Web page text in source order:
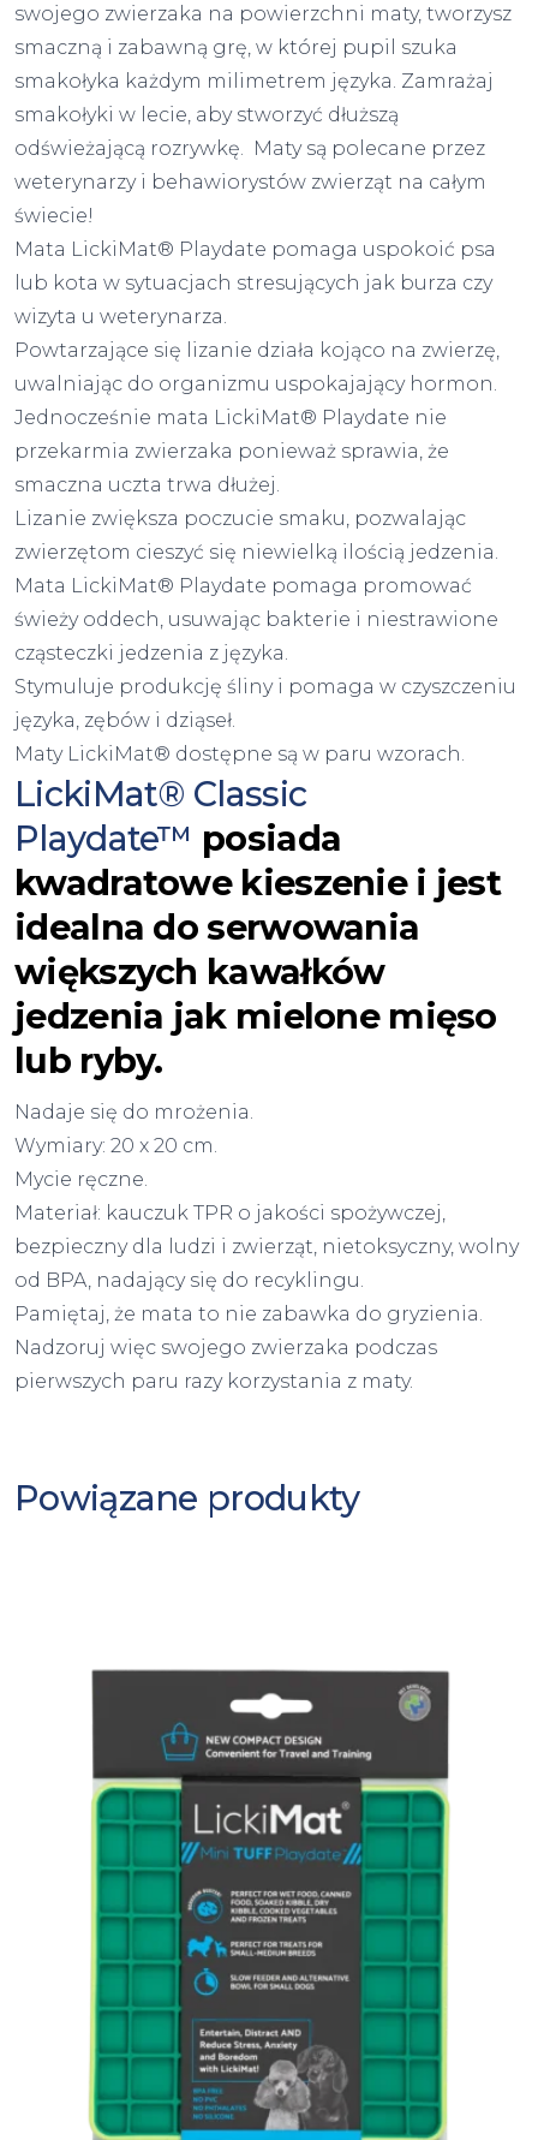
swojego zwierzaka na powierzchni maty, tworzysz
smaczną i zabawną grę, w której pupil szuka
smakołyka każdym milimetrem języka. Zamrażaj
smakołyki w lecie, aby stworzyć dłuższą
odświeżającą rozrywkę. Maty są polecane przez
weterynarzy i behawiorystów zwierząt na całym
świecie!
Mata LickiMat® Playdate pomaga uspokoić psa
lub kota w sytuacjach stresujących jak burza czy
wizyta u weterynarza.
Powtarzające się lizanie działa kojąco na zwierzę,
uwalniając do organizmu uspokajający hormon.
Jednocześnie mata LickiMat® Playdate nie
przekarmia zwierzaka ponieważ sprawia, że
smaczna uczta trwa dłużej.
Lizanie zwiększa poczucie smaku, pozwalając
zwierzętom cieszyć się niewielką ilością jedzenia.
Mata LickiMat® Playdate pomaga promować
świeży oddech, usuwając bakterie i niestrawione
cząsteczki jedzenia z języka.
Stymuluje produkcję śliny i pomaga w czyszczeniu
języka, zębów i dziąseł.
Maty LickiMat® dostępne są w paru wzorach.
LickiMat® Classic
Playdate™ posiada
kwadratowe kieszenie i jest
idealna do serwowania
większych kawałków
jedzenia jak mielone mięso
lub ryby.
Nadaje się do mrożenia.
Wymiary: 20 x 20 cm.
Mycie ręczne.
Materiał: kauczuk TPR o jakości spożywczej,
bezpieczny dla ludzi i zwierząt, nietoksyczny, wolny
od BPA, nadający się do recyklingu.
Pamiętaj, że mata to nie zabawka do gryzienia.
Nadzoruj więc swojego zwierzaka podczas
pierwszych paru razy korzystania z maty.
Powiązane produkty